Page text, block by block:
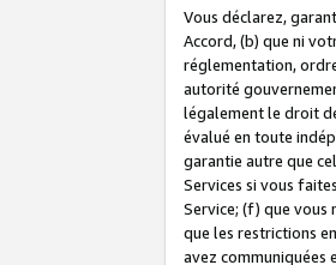
Vous déclarez,
Accord, (b) que ni
réglementation,
autorité
légalement le droit
évalué en toute
garantie autre que
Services si vous
Service; (f) que vous
que les restrictions
avez communiquées